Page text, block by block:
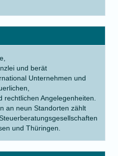
und berät
Unternehmen und
rechtlichen Angelegenheiten.
an neun Standorten zählt
und Thüringen.